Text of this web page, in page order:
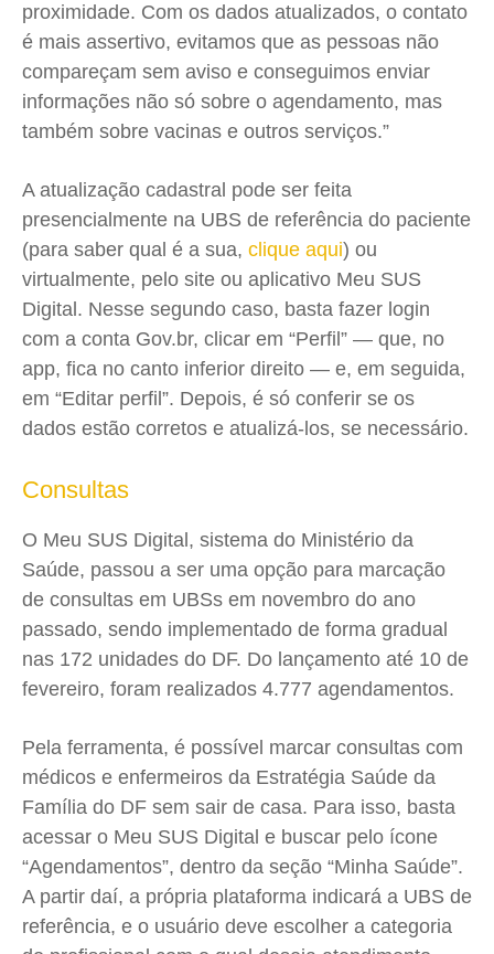
proximidade. Com os dados atualizados, o contato
é mais assertivo, evitamos que as pessoas não
compareçam sem aviso e conseguimos enviar
informações não só sobre o agendamento, mas
também sobre vacinas e outros serviços.”
A atualização cadastral pode ser feita
presencialmente na UBS de referência do paciente
(para saber qual é a sua, clique aqui) ou
virtualmente, pelo site ou aplicativo Meu SUS
Digital. Nesse segundo caso, basta fazer login
com a conta Gov.br, clicar em “Perfil” — que, no
app, fica no canto inferior direito — e, em seguida,
em “Editar perfil”. Depois, é só conferir se os
dados estão corretos e atualizá-los, se necessário.
Consultas
O Meu SUS Digital, sistema do Ministério da
Saúde, passou a ser uma opção para marcação
de consultas em UBSs em novembro do ano
passado, sendo implementado de forma gradual
nas 172 unidades do DF. Do lançamento até 10 de
fevereiro, foram realizados 4.777 agendamentos.
Pela ferramenta, é possível marcar consultas com
médicos e enfermeiros da Estratégia Saúde da
Família do DF sem sair de casa. Para isso, basta
acessar o Meu SUS Digital e buscar pelo ícone
“Agendamentos”, dentro da seção “Minha Saúde”.
A partir daí, a própria plataforma indicará a UBS de
referência, e o usuário deve escolher a categoria